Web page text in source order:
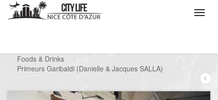
Foods & Drinks
/
Primeurs Garibaldi (Danielle & Jacques SALLA)